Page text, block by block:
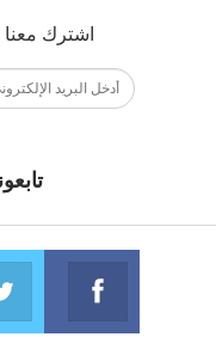
اشترك
فايسبوك
انضم